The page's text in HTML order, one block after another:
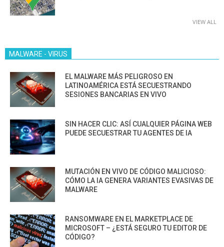
VIEW ALL
MALWARE - VIRUS
EL MALWARE MÁS PELIGROSO EN
LATINOAMÉRICA ESTÁ SECUESTRANDO
SESIONES BANCARIAS EN VIVO
SIN HACER CLIC: ASÍ CUALQUIER PÁGINA WEB
PUEDE SECUESTRAR TU AGENTES DE IA
MUTACIÓN EN VIVO DE CÓDIGO MALICIOSO:
CÓMO LA IA GENERA VARIANTES EVASIVAS DE
MALWARE
RANSOMWARE EN EL MARKETPLACE DE
MICROSOFT – ¿ESTÁ SEGURO TU EDITOR DE
CÓDIGO?